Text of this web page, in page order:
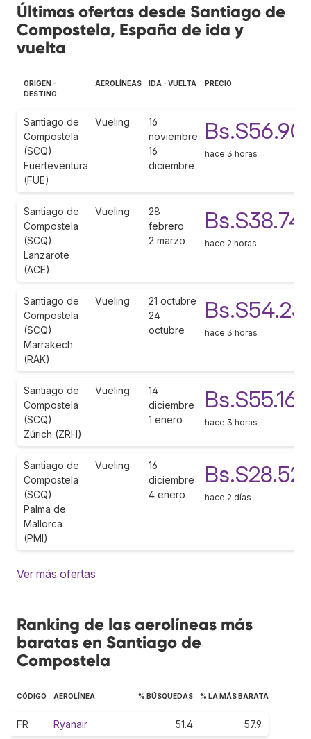
Últimas ofertas desde Santiago de
Compostela, España de ida y
vuelta
ORIGEN -
DESTINO
AEROLÍNEAS IDA - VUELTA PRECIO
Santiago de
Compostela
(SCQ)
Fuerteventura
(FUE)
Vueling
16
noviembre
16
diciembre
hace 3 horas
Santiago de
Compostela
(SCQ)
Lanzarote
(ACE)
Vueling
28
febrero
2 marzo
hace 2 horas
Santiago de
Compostela
(SCQ)
Marrakech
(RAK)
Vueling
21 octubre
24
octubre
hace 3 horas
Santiago de
Compostela
(SCQ)
Zúrich (ZRH)
Vueling
14
diciembre
1 enero
Bs.S55.160
hace 3 horas
Santiago de
Compostela
(SCQ)
Palma de
Mallorca
(PMI)
Vueling
16
diciembre
4 enero
hace 2 días
Ver más ofertas
Ranking de las aerolíneas más
baratas en Santiago de
Compostela
CÓDIGO AEROLÍNEA % BÚSQUEDAS % LA MÁS BARATA
FR Ryanair 51.4 57.9